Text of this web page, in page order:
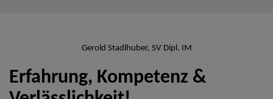
Gerold Stadlhuber, SV Dipl. IM
Erfahrung, Kompetenz &